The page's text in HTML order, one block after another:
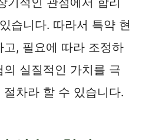
습니다. 따라서 특약 현
, 필요에 따라 조정하
실질적인 가치를 극
차라 할 수 있습니다.